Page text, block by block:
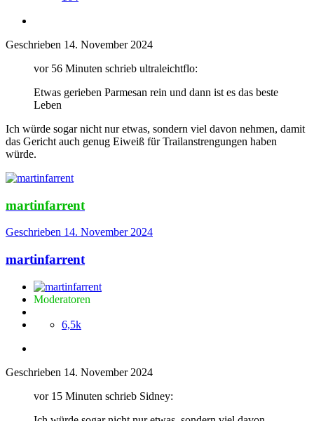
Geschrieben 14. November 2024
vor 56 Minuten schrieb ultraleichtflo:
Etwas gerieben Parmesan rein und dann ist es das beste
Leben
Ich würde sogar nicht nur etwas, sondern viel davon nehmen, damit
das Gericht auch genug Eiweiß für Trailanstrengungen haben
würde.
martinfarrent
Geschrieben 14. November 2024
martinfarrent
Moderatoren
6,5k
Geschrieben 14. November 2024
vor 15 Minuten schrieb Sidney: